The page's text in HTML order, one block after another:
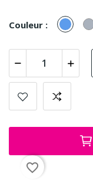
Couleur : Bleu
favorite_border